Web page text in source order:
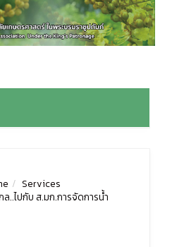
Services
ล..ไปกับ ส.มก.การจัดการน้ำ